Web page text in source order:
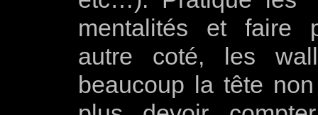
mentalités et faire
autre coté, les
beaucoup la tête